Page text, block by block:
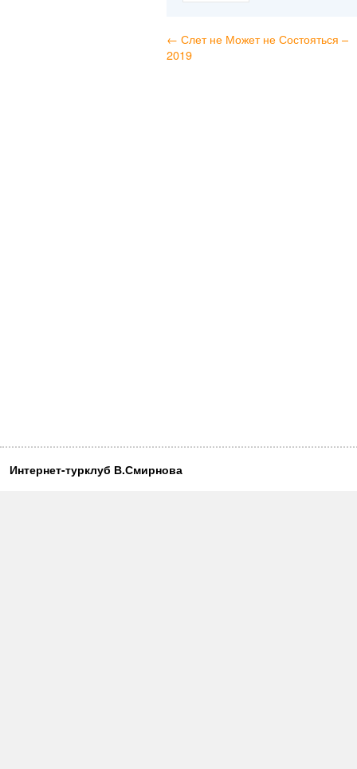
← Слет не Может не Состояться –
2019
Интернет-турклуб В.Смирнова